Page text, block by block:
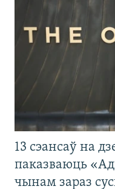
13 сэансаў на
паказваюць
чынам зараз